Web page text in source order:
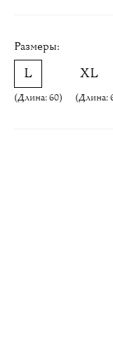
Размеры:
(Длина: 60) (Длина: